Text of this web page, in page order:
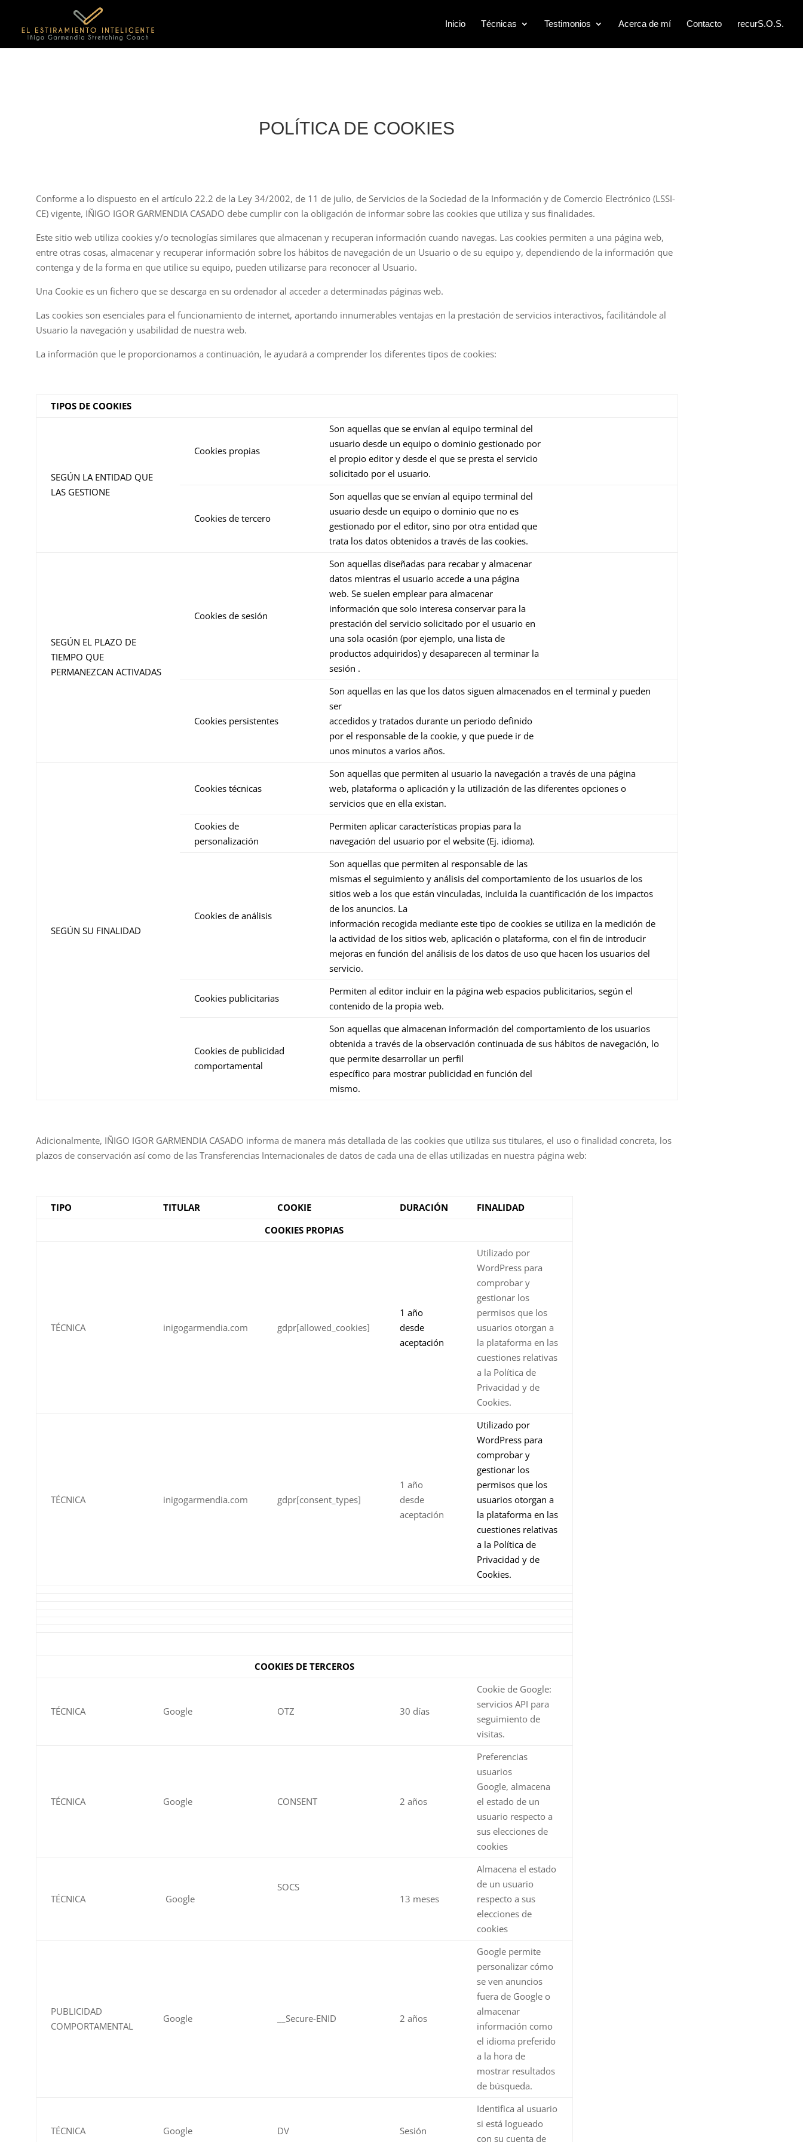
Inicio Técnicas Testimonios Acerca de mí Contacto recurS.O.S.
POLÍTICA DE COOKIES
Conforme a lo dispuesto en el artículo 22.2 de la Ley 34/2002, de 11 de julio, de Servicios de la Sociedad de la Información y de Comercio Electrónico (LSSI-
CE) vigente, IÑIGO IGOR GARMENDIA CASADO debe cumplir con la obligación de informar sobre las cookies que utiliza y sus finalidades.
Este sitio web utiliza cookies y/o tecnologías similares que almacenan y recuperan información cuando navegas. Las cookies permiten a una página web,
entre otras cosas, almacenar y recuperar información sobre los hábitos de navegación de un Usuario o de su equipo y, dependiendo de la información que
contenga y de la forma en que utilice su equipo, pueden utilizarse para reconocer al Usuario.
Una Cookie es un fichero que se descarga en su ordenador al acceder a determinadas páginas web.
Las cookies son esenciales para el funcionamiento de internet, aportando innumerables ventajas en la prestación de servicios interactivos, facilitándole al
Usuario la navegación y usabilidad de nuestra web.
La información que le proporcionamos a continuación, le ayudará a comprender los diferentes tipos de cookies:
TIPOS DE COOKIES
SEGÚN LA ENTIDAD QUE
LAS GESTIONE
Cookies propias
Son aquellas que se envían al equipo terminal del
usuario desde un equipo o dominio gestionado por
el propio editor y desde el que se presta el servicio
solicitado por el usuario.
Cookies de tercero
Son aquellas que se envían al equipo terminal del
usuario desde un equipo o dominio que no es
gestionado por el editor, sino por otra entidad que
trata los datos obtenidos a través de las cookies.
SEGÚN EL PLAZO DE
TIEMPO QUE
PERMANEZCAN ACTIVADAS
Cookies de sesión
Son aquellas diseñadas para recabar y almacenar
datos mientras el usuario accede a una página
web. Se suelen emplear para almacenar
información que solo interesa conservar para la
prestación del servicio solicitado por el usuario en
una sola ocasión (por ejemplo, una lista de
productos adquiridos) y desaparecen al terminar la
sesión .
Cookies persistentes
Son aquellas en las que los datos siguen almacenados en el terminal y pueden
ser
accedidos y tratados durante un periodo definido
por el responsable de la cookie, y que puede ir de
unos minutos a varios años.
SEGÚN SU FINALIDAD
Cookies técnicas
Son aquellas que permiten al usuario la navegación a través de una página
web, plataforma o aplicación y la utilización de las diferentes opciones o
servicios que en ella existan.
Cookies de
personalización
Permiten aplicar características propias para la
navegación del usuario por el website (Ej. idioma).
Cookies de análisis
Son aquellas que permiten al responsable de las
mismas el seguimiento y análisis del comportamiento de los usuarios de los
sitios web a los que están vinculadas, incluida la cuantificación de los impactos
de los anuncios. La
información recogida mediante este tipo de cookies se utiliza en la medición de
la actividad de los sitios web, aplicación o plataforma, con el fin de introducir
mejoras en función del análisis de los datos de uso que hacen los usuarios del
servicio.
Cookies publicitarias
Permiten al editor incluir en la página web espacios publicitarios, según el
contenido de la propia web.
Cookies de publicidad
comportamental
Son aquellas que almacenan información del comportamiento de los usuarios
obtenida a través de la observación continuada de sus hábitos de navegación, lo
que permite desarrollar un perfil
específico para mostrar publicidad en función del
mismo.
Adicionalmente, IÑIGO IGOR GARMENDIA CASADO informa de manera más detallada de las cookies que utiliza sus titulares, el uso o finalidad concreta, los
plazos de conservación así como de las Transferencias Internacionales de datos de cada una de ellas utilizadas en nuestra página web:
TIPO TITULAR COOKIE DURACIÓN
FINALIDAD
COOKIES PROPIAS
TÉCNICA inigogarmendia.com gdpr[allowed_cookies]
1 año
desde
aceptación
Utilizado por
WordPress para
comprobar y
gestionar los
permisos que los
usuarios otorgan a
la plataforma en las
cuestiones relativas
a la Política de
Privacidad y de
Cookies.
TÉCNICA inigogarmendia.com gdpr[consent_types]
1 año
desde
aceptación
Utilizado por
WordPress para
comprobar y
gestionar los
permisos que los
usuarios otorgan a
la plataforma en las
cuestiones relativas
a la Política de
Privacidad y de
Cookies.
COOKIES DE TERCEROS
TÉCNICA Google OTZ 30 días
Cookie de Google:
servicios API para
seguimiento de
visitas.
TÉCNICA Google CONSENT 2 años
Preferencias
usuarios
Google, almacena
el estado de un
usuario respecto a
sus elecciones de
cookies
TÉCNICA Google
SOCS
13 meses
Almacena el estado
de un usuario
respecto a sus
elecciones de
cookies
PUBLICIDAD
COMPORTAMENTAL
Google __Secure-ENID 2 años
Google permite
personalizar cómo
se ven anuncios
fuera de Google o
almacenar
información como
el idioma preferido
a la hora de
mostrar resultados
de búsqueda.
TÉCNICA Google DV Sesión
Identifica al usuario
si está logueado
con su cuenta de